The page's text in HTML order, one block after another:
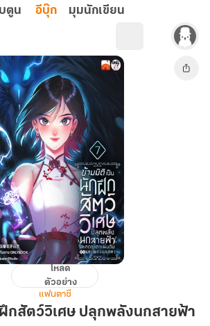
ตูน อีบุ๊ก มุมนักเขียน
โหลด
ตัวอย่าง
แฟนตาซี
กสัตว์วิเศษ ปลุกพลังนกสายฟ้า